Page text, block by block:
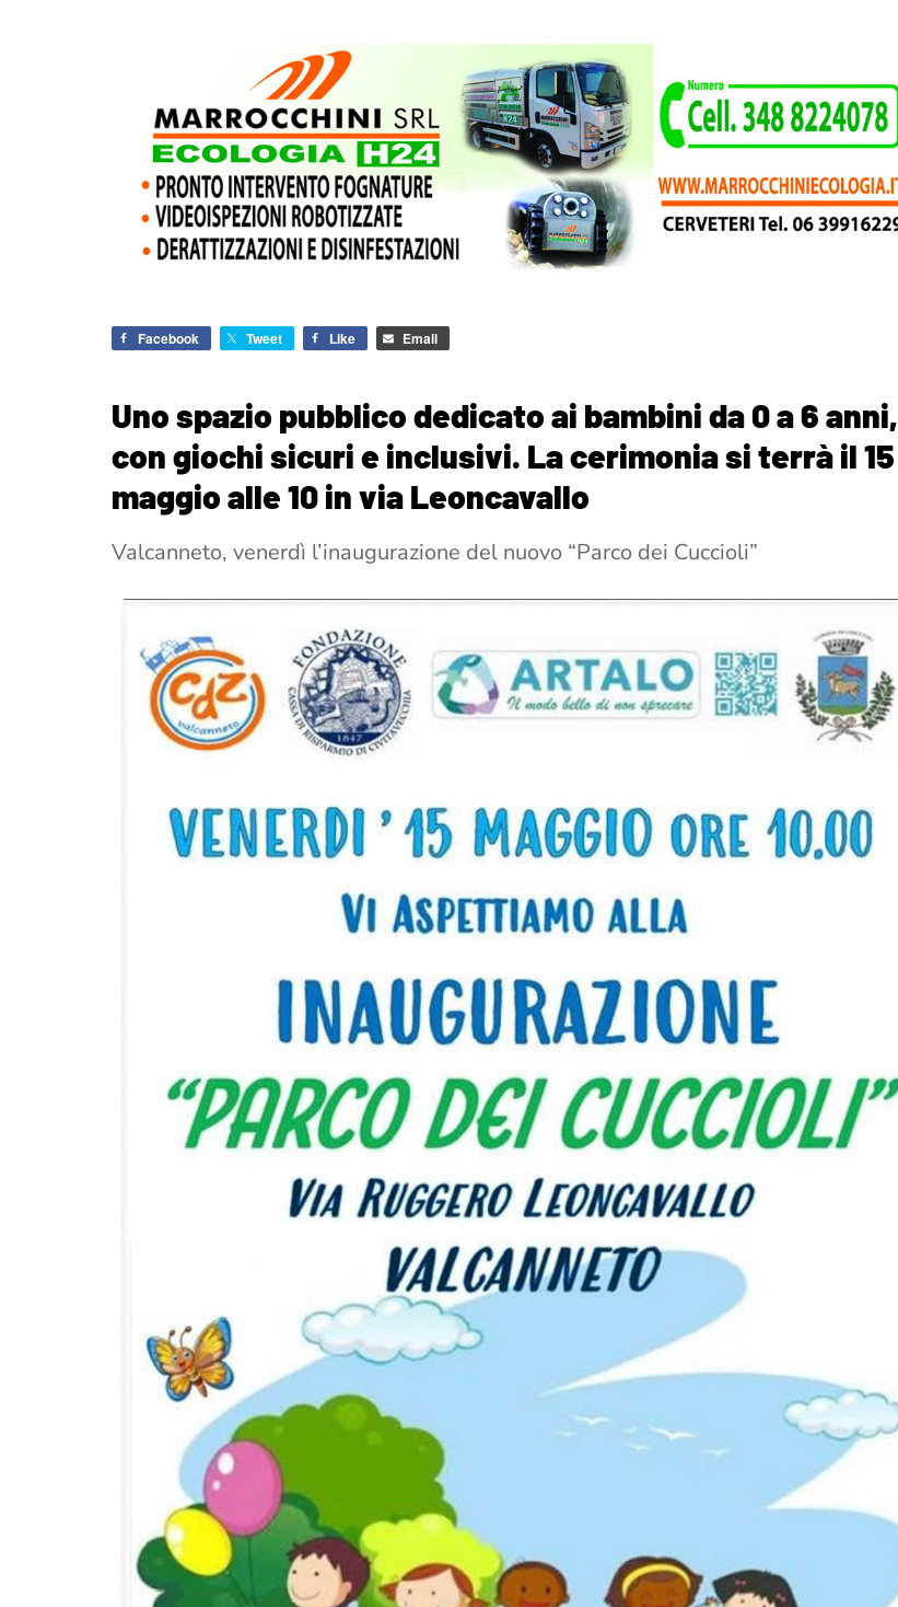
Facebook Tweet Like Email
Uno spazio pubblico dedicato ai bambini da 0 a 6 anni,
con giochi sicuri e inclusivi. La cerimonia si terrà il 15
maggio alle 10 in via Leoncavallo
Valcanneto, venerdì l’inaugurazione del nuovo “Parco dei Cuccioli”